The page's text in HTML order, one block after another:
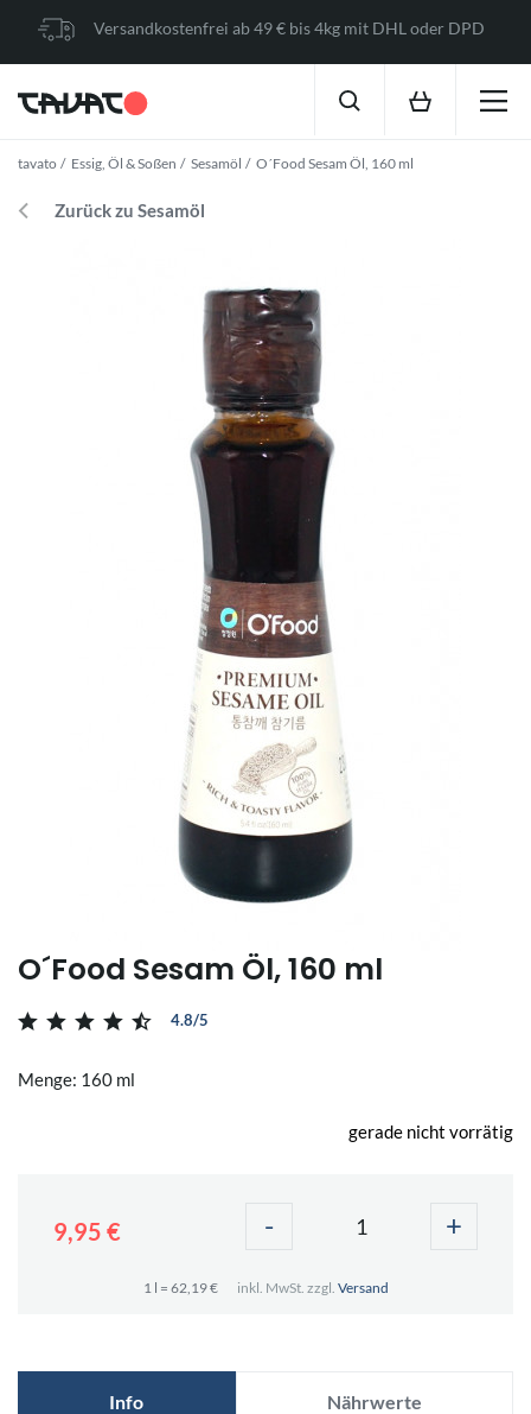
Versandkostenfrei ab 49 € bis 4kg mit DHL oder DPD
tavato Essig, Öl & Soßen Sesamöl O´Food Sesam Öl, 160 ml
Zurück zu Sesamöl
O´Food Sesam Öl, 160 ml
4.8/5
Menge: 160 ml
gerade nicht vorrätig
9,95 € - +
1 l = 62,19 € inkl. MwSt. zzgl. Versand
Info Nährwerte